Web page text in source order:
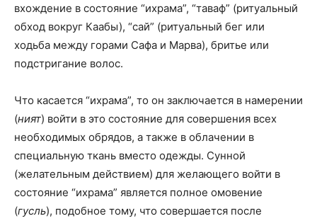
вхождение в состояние “ихрама”, “таваф” (ритуальный
обход вокруг Каабы), “сай” (ритуальный бег или
ходьба между горами Сафа и Марва), бритье или
подстригание волос.
Что касается “ихрама”, то он заключается в намерении
(ният) войти в это состояние для совершения всех
необходимых обрядов, а также в облачении в
специальную ткань вместо одежды. Сунной
(желательным действием) для желающего войти в
состояние “ихрама” является полное омовение
(гусль), подобное тому, что совершается после